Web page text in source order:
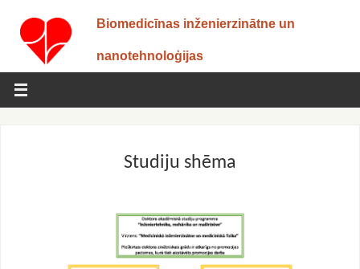
Biomedicīnas inženierzinātne un
nanotehnoloģijas
Studiju shēma